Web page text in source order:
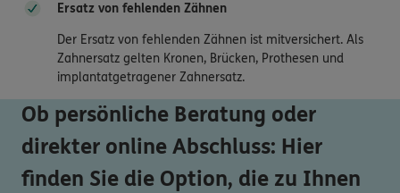
Ersatz von fehlenden Zähnen
Der Ersatz von fehlenden Zähnen ist mitversichert. Als
Zahnersatz gelten Kronen, Brücken, Prothesen und
implantatgetragener Zahnersatz.
Ob persönliche Beratung oder
direkter online Abschluss: Hier
finden Sie die Option, die zu Ihnen